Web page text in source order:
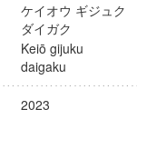
ケイオウ ギジュク
ダイガク
Keiō gijuku
daigaku
2023